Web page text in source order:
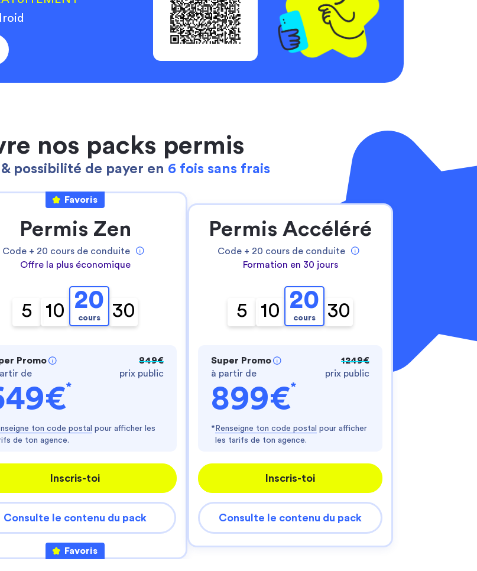
des cookies
expérience sur notre site
priorité!
des cookies pour:
des statistiques anonymes
un service personnalisé
ton expérience d'utilisateur
les annonces
de confidentialité
Consentements certifiés par
choisis
de Gestion du Consentement : Personnalisez vos Options
vous permet d'adapter et de gérer vos paramètres de confidentialité, en
nos packs permis
possibilité de payer en 6 fois sans frais
Favoris
Permis Zen
Code + 20 cours de conduite
Offre la plus économique
5 10 20
cours 30
Promo
de
*
849€
prix public
ton code postal pour afficher les
de ton agence.
Inscris-toi
Consulte le contenu du pack
Favoris
Permis Accéléré
Code + 20 cours de conduite
Formation en 30 jours
5 10 20
cours 30
Super Promo
à partir de
899€*
1249€
prix public
* Renseigne ton code postal pour afficher
les tarifs de ton agence.
Inscris-toi
Consulte le contenu du pack